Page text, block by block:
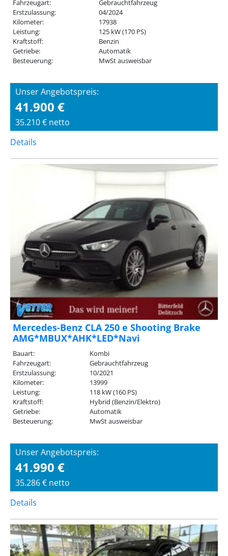
Fahrzeugart:
Gebrauchtfahrzeug
Erstzulassung:
04/2024
Kilometer:
17938
Leistung:
125 kW (170 PS)
Kraftstoff:
Benzin
Getriebe:
Automatik
Besteuerung:
MwSt ausweisbar
Unser Angebotspreis:
41.900 €
35.210 € netto
Details
Mercedes-Benz CLA 250 e Shooting Brake
AMG*MBUX*AHK*LED*Navi
Bauart:
Kombi
Fahrzeugart:
Gebrauchtfahrzeug
Erstzulassung:
10/2021
Kilometer:
13999
Leistung:
118 kW (160 PS)
Kraftstoff:
Hybrid (Benzin/Elektro)
Getriebe:
Automatik
Besteuerung:
MwSt ausweisbar
Unser Angebotspreis:
41.990 €
35.286 € netto
Details